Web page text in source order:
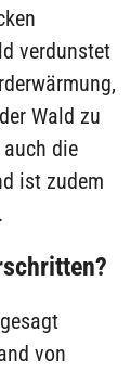
verdunstet
Wald zu
die
ist zudem
von